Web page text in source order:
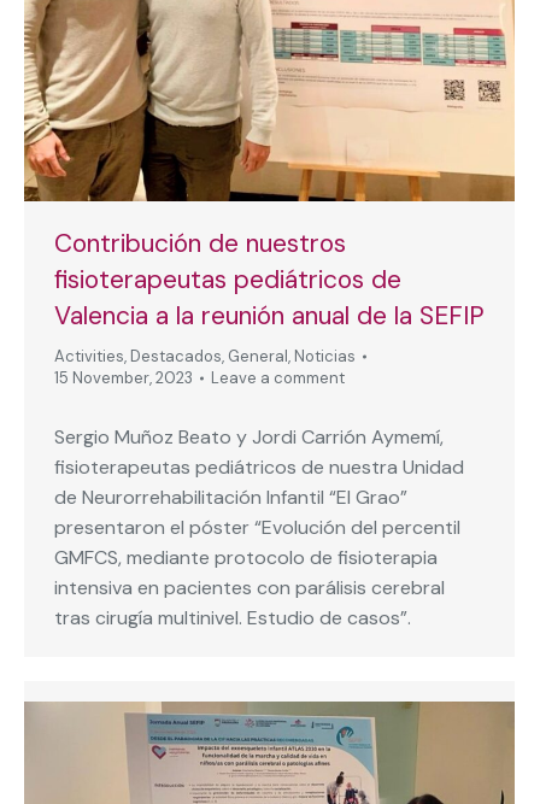
Contribución de nuestros
fisioterapeutas pediátricos de
Valencia a la reunión anual de la SEFIP
Activities, Destacados, General, Noticias
15 November, 2023
Leave a comment
Sergio Muñoz Beato y Jordi Carrión Aymemí,
fisioterapeutas pediátricos de nuestra Unidad
de Neurorrehabilitación Infantil “El Grao”
presentaron el póster “Evolución del percentil
GMFCS, mediante protocolo de fisioterapia
intensiva en pacientes con parálisis cerebral
tras cirugía multinivel. Estudio de casos”.